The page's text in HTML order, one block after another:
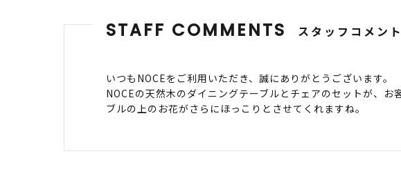
STAFF COMMENTS スタッフコメント
いつもNOCEをご利用いただき、誠にありがとうございます。
NOCEの天然木のダイニングテーブルとチェアのセットが、
ブルの上のお花がさらにほっこりとさせてくれますね。